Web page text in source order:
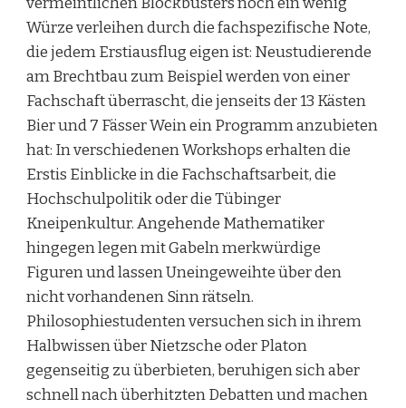
Würze verleihen durch die fachspezifische Note,
die jedem Erstiausflug eigen ist: Neustudierende
am Brechtbau zum Beispiel werden von einer
Fachschaft überrascht, die jenseits der 13 Kästen
Bier und 7 Fässer Wein ein Programm anzubieten
hat: In verschiedenen Workshops erhalten die
Erstis Einblicke in die Fachschaftsarbeit, die
Hochschulpolitik oder die Tübinger
Kneipenkultur. Angehende Mathematiker
hingegen legen mit Gabeln merkwürdige
Figuren und lassen Uneingeweihte über den
nicht vorhandenen Sinn rätseln.
Philosophiestudenten versuchen sich in ihrem
Halbwissen über Nietzsche oder Platon
gegenseitig zu überbieten, beruhigen sich aber
schnell nach überhitzten Debatten und machen